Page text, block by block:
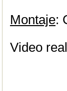
Montaje:
Video